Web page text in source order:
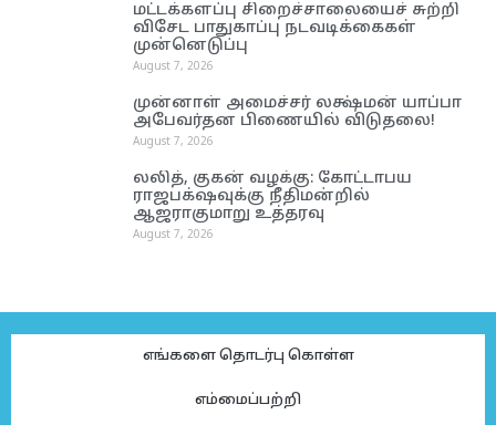
மட்டக்களப்பு சிறைச்சாலையைச் சுற்றி
விசேட பாதுகாப்பு நடவடிக்கைகள்
முன்னெடுப்பு
August 7, 2026
முன்னாள் அமைச்சர் லக்ஷ்மன் யாப்பா
அபேவர்தன பிணையில் விடுதலை!
August 7, 2026
லலித், குகன் வழக்கு: கோட்டாபய
ராஜபக்‌ஷவுக்கு நீதிமன்றில்
ஆஜராகுமாறு உத்தரவு
August 7, 2026
எங்களை தொடர்பு கொள்ள
எம்மைப்பற்றி